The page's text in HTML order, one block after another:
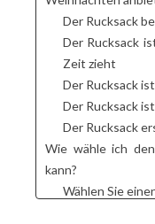
Der Rucksack
Der Rucksack
Zeit zieht
Der Rucksack
Der Rucksack
Der Rucksack
Wie wähle ich
kann?
Wählen Sie